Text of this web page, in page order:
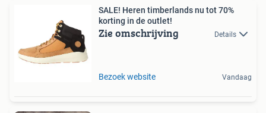
SALE! Heren timberlands nu tot 70%
korting in de outlet!
Zie omschrijving Details
Bezoek website Vandaag